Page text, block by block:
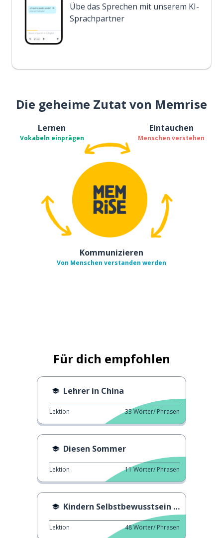
Übe das Sprechen mit unserem KI-
Sprachpartner
Die geheime Zutat von Memrise
Lernen
Vokabeln einprägen
Eintauchen
Menschen verstehen
Kommunizieren
Von Menschen verstanden werden
Für dich empfohlen
Lehrer in China
Lektion 33Wörter/ Phrasen
Diesen Sommer
Lektion 11Wörter/ Phrasen
Kindern Selbstbewusstsein geben
Lektion 48Wörter/ Phrasen